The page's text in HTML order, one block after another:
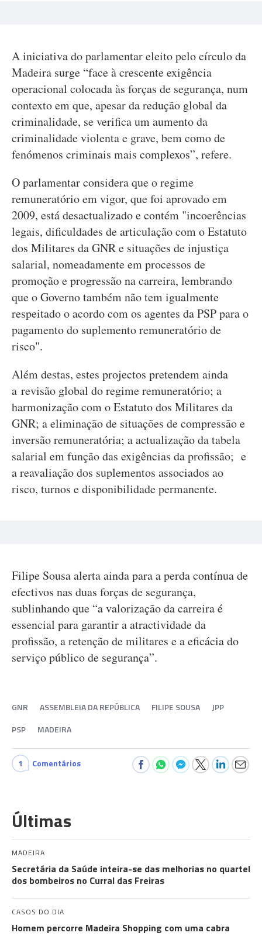
A iniciativa do parlamentar eleito pelo círculo da
Madeira surge “face à crescente exigência
operacional colocada às forças de segurança, num
contexto em que, apesar da redução global da
criminalidade, se verifica um aumento da
criminalidade violenta e grave, bem como de
fenómenos criminais mais complexos”, refere.
O parlamentar considera que o regime
remuneratório em vigor, que foi aprovado em
2009, está desactualizado e contém "incoerências
legais, dificuldades de articulação com o Estatuto
dos Militares da GNR e situações de injustiça
salarial, nomeadamente em processos de
promoção e progressão na carreira, lembrando
que o Governo também não tem igualmente
respeitado o acordo com os agentes da PSP para o
pagamento do suplemento remuneratório de
risco".
Além destas, estes projectos pretendem ainda
a revisão global do regime remuneratório; a
harmonização com o Estatuto dos Militares da
GNR; a eliminação de situações de compressão e
inversão remuneratória; a actualização da tabela
salarial em função das exigências da profissão; e
a reavaliação dos suplementos associados ao
risco, turnos e disponibilidade permanente.
Filipe Sousa alerta ainda para a perda contínua de
efectivos nas duas forças de segurança,
sublinhando que “a valorização da carreira é
essencial para garantir a atractividade da
profissão, a retenção de militares e a eficácia do
serviço público de segurança”.
GNR ASSEMBLEIA DA REPÚBLICA FILIPE SOUSA
JPP
PSP
MADEIRA
1 Comentários
Últimas
MADEIRA
Secretária da Saúde inteira-se das melhorias no quartel
dos bombeiros no Curral das Freiras
CASOS DO DIA
Homem percorre Madeira Shopping com uma cabra